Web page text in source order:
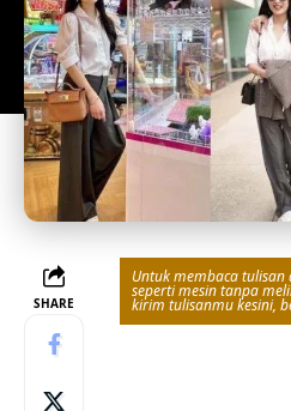
SHARE
Untuk membaca
seperti mesin tanpa
kirim tulisanmu kesini,